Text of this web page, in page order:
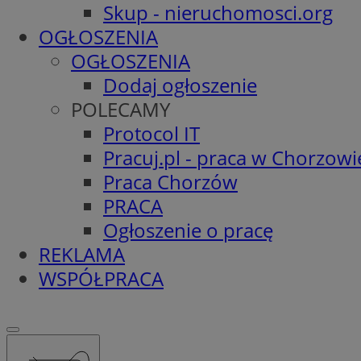
Skup - nieruchomosci.org
OGŁOSZENIA
OGŁOSZENIA
Dodaj ogłoszenie
POLECAMY
Protocol IT
Pracuj.pl - praca w
Praca Chorzów
PRACA
Ogłoszenie o pracę
REKLAMA
WSPÓŁPRACA